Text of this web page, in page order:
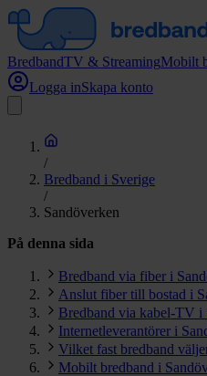
BredbandTV & StreamingMobilt
Logga inSkapa konto
/
Bredband i Sverige
/
Sandöverken
På denna sida
Bredband via fiber i
Anslut fiber till bostad i
Bredband via kabel-TV i
Internetleverantörer i
Vilket fast bredband
Mobilt bredband i